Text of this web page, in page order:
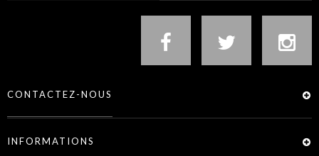
CONTACTEZ-NOUS
INFORMATIONS